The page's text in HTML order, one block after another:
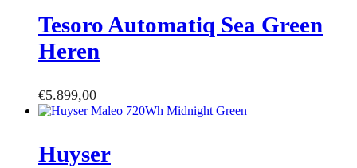
Tesoro Automatiq Sea Green
Heren
€5.899,00
Huyser